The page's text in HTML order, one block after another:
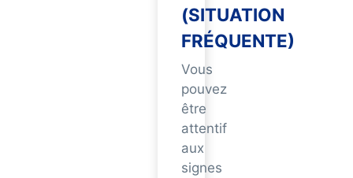
(SITUATION
FRÉQUENTE)
Vous
pouvez
être
attentif
aux
signes